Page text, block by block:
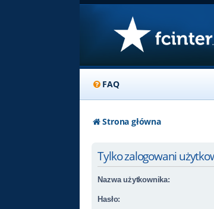
FAQ
Strona główna
Tylko zalogowani
Nazwa użytkownika:
Hasło: